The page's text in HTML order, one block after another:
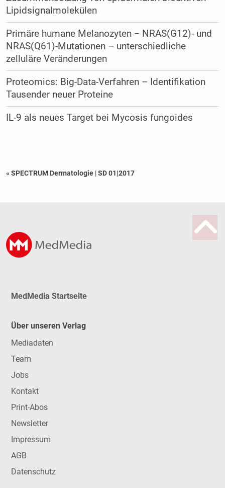
Lipidsignalmolekülen
Primäre humane Melanozyten − NRAS(G12)- und
NRAS(Q61)-Mutationen – unterschiedliche
zelluläre Veränderungen
Proteomics: Big-Data-Verfahren – Identifikation
Tausender neuer Proteine
IL-9 als neues Target bei Mycosis fungoides
« SPECTRUM Dermatologie |SD 01|2017
MedMedia Startseite
Über unseren Verlag
Mediadaten
Team
Jobs
Kontakt
Print-Abos
Newsletter
Impressum
AGB
Datenschutz